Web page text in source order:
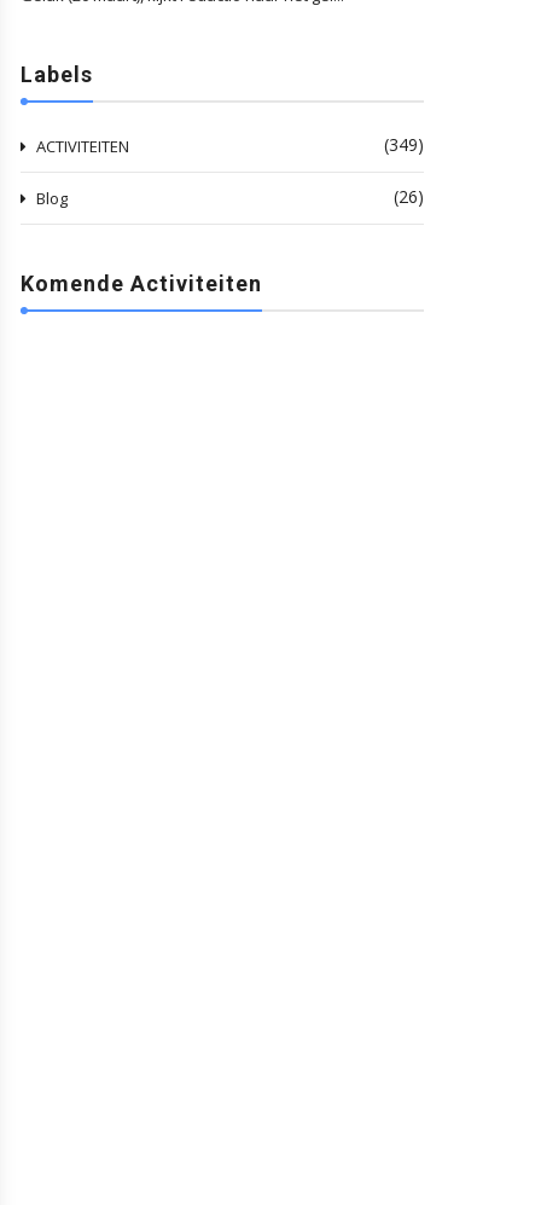
Labels
ACTIVITEITEN (349)
Blog (26)
Komende Activiteiten